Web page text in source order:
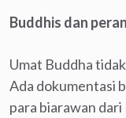
Buddhis dan
Umat Buddha
Ada dokumentasi
para biarawan